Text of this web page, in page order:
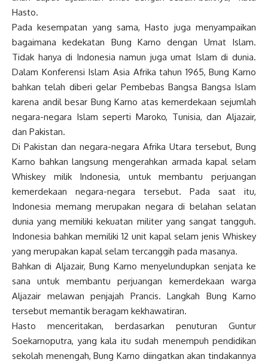
Hasto.
Pada kesempatan yang sama, Hasto juga menyampaikan
bagaimana kedekatan Bung Karno dengan Umat Islam.
Tidak hanya di Indonesia namun juga umat Islam di dunia.
Dalam Konferensi Islam Asia Afrika tahun 1965, Bung Karno
bahkan telah diberi gelar Pembebas Bangsa Bangsa Islam
karena andil besar Bung Karno atas kemerdekaan sejumlah
negara-negara Islam seperti Maroko, Tunisia, dan Aljazair,
dan Pakistan.
Di Pakistan dan negara-negara Afrika Utara tersebut, Bung
Karno bahkan langsung mengerahkan armada kapal selam
Whiskey milik Indonesia, untuk membantu perjuangan
kemerdekaan negara-negara tersebut. Pada saat itu,
Indonesia memang merupakan negara di belahan selatan
dunia yang memiliki kekuatan militer yang sangat tangguh.
Indonesia bahkan memiliki 12 unit kapal selam jenis Whiskey
yang merupakan kapal selam tercanggih pada masanya.
Bahkan di Aljazair, Bung Karno menyelundupkan senjata ke
sana untuk membantu perjuangan kemerdekaan warga
Aljazair melawan penjajah Prancis. Langkah Bung Karno
tersebut memantik beragam kekhawatiran.
Hasto menceritakan, berdasarkan penuturan Guntur
Soekarnoputra, yang kala itu sudah menempuh pendidikan
sekolah menengah, Bung Karno diingatkan akan tindakannya